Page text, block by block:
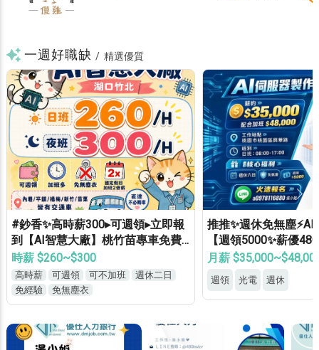
一週好職缺 / 精選優質
#鈔香✨高時薪300▸可週領▸立即報
到【AI智慧大廠】桃竹苗專車免費
接送▸轉正福利優▸免經驗高錄取
時薪 $260~$300
高時薪 可週領 可不加班
週休二日
免經驗
免無塵衣
推推✨週休免無塵
【週領5000✨薪優
歷✔免健檢✔免輪班✔
月薪
週領 光電 週休